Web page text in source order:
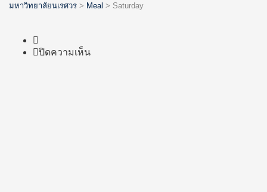
มหาวิทยาลัยนเรศวร > Meal > Saturday
ปิดความเห็นบน